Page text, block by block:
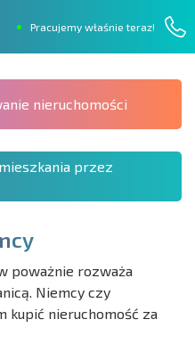
Pracujemy właśnie teraz!
nieruchomości
przez
cy
poważnie rozważa
Niemcy czy
kupić nieruchomość za